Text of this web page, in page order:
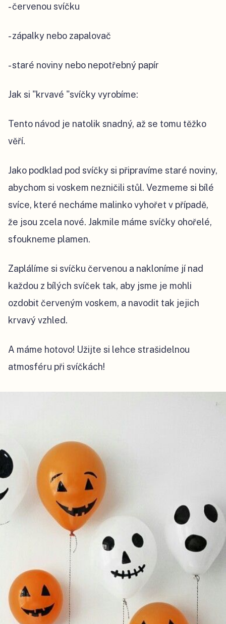
- červenou svíčku
- zápalky nebo zapalovač
- staré noviny nebo nepotřebný papír
Jak si "krvavé "svíčky vyrobíme:
Tento návod je natolik snadný, až se tomu těžko
věří.
Jako podklad pod svíčky si připravíme staré noviny,
abychom si voskem nezničili stůl. Vezmeme si bílé
svíce, které necháme malinko vyhořet v případě,
že jsou zcela nové. Jakmile máme svíčky ohořelé,
sfoukneme plamen.
Zaplálíme si svíčku červenou a nakloníme jí nad
každou z bílých svíček tak, aby jsme je mohli
ozdobit červeným voskem, a navodit tak jejich
krvavý vzhled.
A máme hotovo! Užijte si lehce strašidelnou
atmosféru při svíčkách!